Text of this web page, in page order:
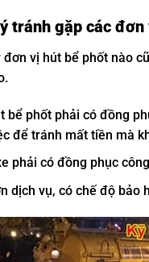
tránh gặp các
vị hút bể phốt nào
bể phốt phải có đồng
để tránh mất tiền mà
phải có đồng phục
dịch vụ, có chế độ bảo